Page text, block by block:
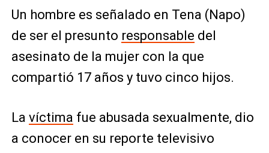
Un hombre es señalado en Tena (Napo)
de ser el presunto responsable del
asesinato de la mujer con la que
compartió 17 años y tuvo cinco hijos.
La víctima fue abusada sexualmente, dio
a conocer en su reporte televisivo